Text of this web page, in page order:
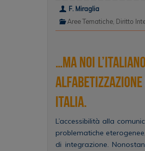
F. Miraglia
Aree Tematiche, Diritto
…ma noi
Italia.
L’accessibilità alla
problematiche
di integrazione.